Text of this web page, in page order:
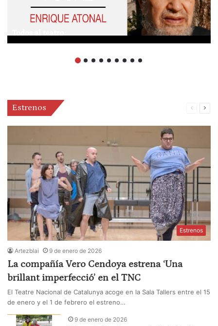
Estrenos
Página
Estrenos
Artezblai 9 de enero de 2026
La compañía Vero Cendoya estrena ‘Una
brillant imperfecció’ en el TNC
El Teatre Nacional de Catalunya acoge en la Sala Tallers entre el 15
de enero y el 1 de febrero el estreno…
9 de enero de 2026